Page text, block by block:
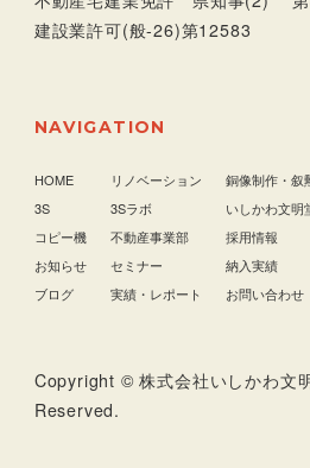
建設業許可(般-26)第12583
NAVIGATION
HOME リノベーション
銅像制作・叙
3S
3Sラボ
いしかわ文明
コピー機
不動産事業部
採用情報
お知らせ
セミナー
納入実績
ブログ
実績・レポート お問い合わせ
Copyright © 株式会社いしかわ文
Reserved.